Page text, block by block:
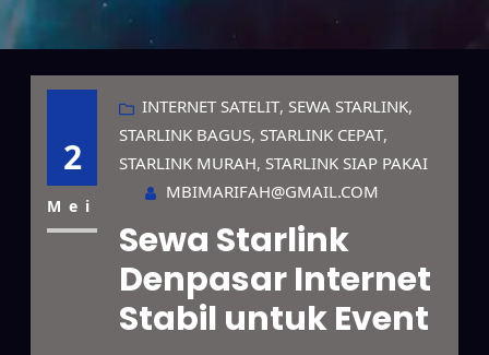
2
Mei
INTERNET SATELIT, SEWA STARLINK
STARLINK BAGUS, STARLINK CEPAT
STARLINK MURAH, STARLINK SIAP PAKAI
MBIMARIFAH@GMAIL.COM
Sewa Starlink
Denpasar Internet
Stabil untuk Event